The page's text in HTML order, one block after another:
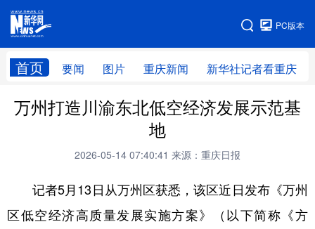
PC版本
首页 要闻 图片 重庆新闻 新华社记者看重庆
网站地图
万州打造川渝东北低空经济发展示范基
地
2026-05-14 07:40:41 来源：重庆日报
记者5月13日从万州区获悉，该区近日发布《万州
区低空经济高质量发展实施方案》（以下简称《方